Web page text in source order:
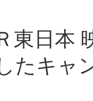
東日本
たキャ